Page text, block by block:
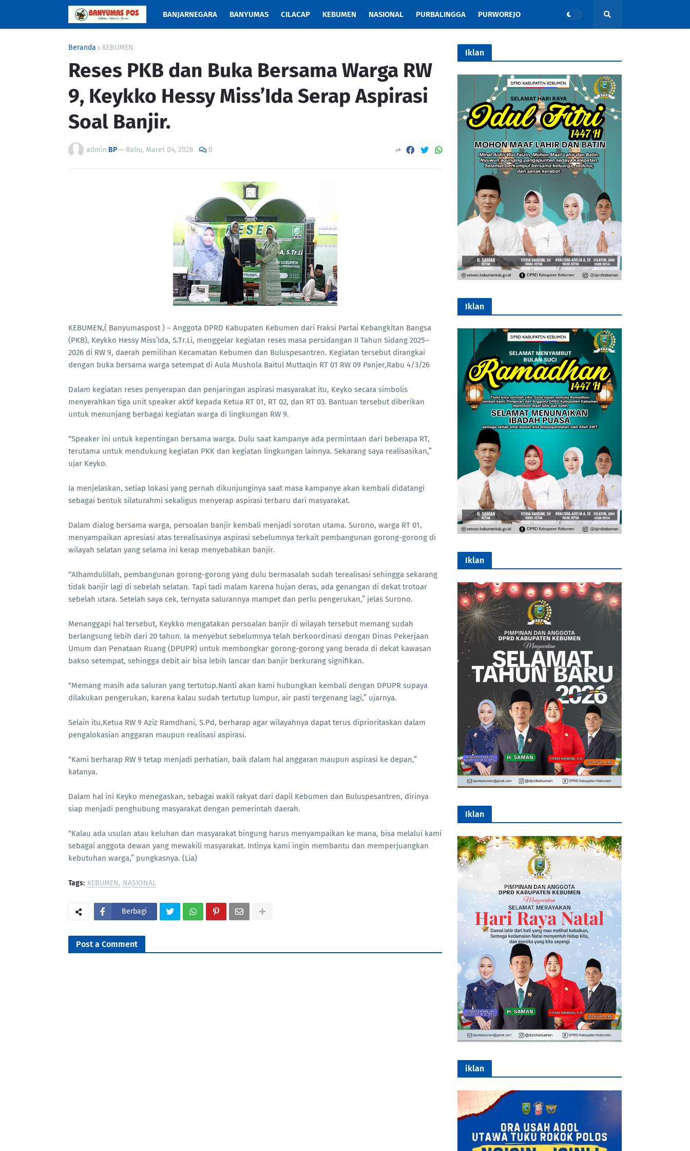
BANJARNEGARA BANYUMAS CILACAP KEBUMEN NASIONAL PURBALINGGA PURWOREJO
Beranda KEBUMEN
Reses PKB dan Buka Bersama Warga RW
9, Keykko Hessy Miss’Ida Serap Aspirasi
Soal Banjir.
admin BP— Rabu, Maret 04, 2026 0
KEBUMEN,( Banyumaspost ) – Anggota DPRD Kabupaten Kebumen dari Fraksi Partai Kebangkitan Bangsa
(PKB), Keykko Hessy Miss’Ida, S.Tr.Li, menggelar kegiatan reses masa persidangan II Tahun Sidang 2025–
2026 di RW 9, daerah pemilihan Kecamatan Kebumen dan Buluspesantren. Kegiatan tersebut dirangkai
dengan buka bersama warga setempat di Aula Mushola Baitul Muttaqin RT 01 RW 09 Panjer,Rabu 4/3/26
Dalam kegiatan reses penyerapan dan penjaringan aspirasi masyarakat itu, Keyko secara simbolis
menyerahkan tiga unit speaker aktif kepada Ketua RT 01, RT 02, dan RT 03. Bantuan tersebut diberikan
untuk menunjang berbagai kegiatan warga di lingkungan RW 9.
“Speaker ini untuk kepentingan bersama warga. Dulu saat kampanye ada permintaan dari beberapa RT,
terutama untuk mendukung kegiatan PKK dan kegiatan lingkungan lainnya. Sekarang saya realisasikan,”
ujar Keyko.
Ia menjelaskan, setiap lokasi yang pernah dikunjunginya saat masa kampanye akan kembali didatangi
sebagai bentuk silaturahmi sekaligus menyerap aspirasi terbaru dari masyarakat.
Dalam dialog bersama warga, persoalan banjir kembali menjadi sorotan utama. Surono, warga RT 01,
menyampaikan apresiasi atas terealisasinya aspirasi sebelumnya terkait pembangunan gorong-gorong di
wilayah selatan yang selama ini kerap menyebabkan banjir.
“Alhamdulillah, pembangunan gorong-gorong yang dulu bermasalah sudah terealisasi sehingga sekarang
tidak banjir lagi di sebelah selatan. Tapi tadi malam karena hujan deras, ada genangan di dekat trotoar
sebelah utara. Setelah saya cek, ternyata salurannya mampet dan perlu pengerukan,” jelas Surono.
Menanggapi hal tersebut, Keykko mengatakan persoalan banjir di wilayah tersebut memang sudah
berlangsung lebih dari 20 tahun. Ia menyebut sebelumnya telah berkoordinasi dengan Dinas Pekerjaan
Umum dan Penataan Ruang (DPUPR) untuk membongkar gorong-gorong yang berada di dekat kawasan
bakso setempat, sehingga debit air bisa lebih lancar dan banjir berkurang signifikan.
“Memang masih ada saluran yang tertutup.Nanti akan kami hubungkan kembali dengan DPUPR supaya
dilakukan pengerukan, karena kalau sudah tertutup lumpur, air pasti tergenang lagi,” ujarnya.
Selain itu,Ketua RW 9 Aziz Ramdhani, S.Pd, berharap agar wilayahnya dapat terus diprioritaskan dalam
pengalokasian anggaran maupun realisasi aspirasi.
“Kami berharap RW 9 tetap menjadi perhatian, baik dalam hal anggaran maupun aspirasi ke depan,”
katanya.
Dalam hal ini Keyko menegaskan, sebagai wakil rakyat dari dapil Kebumen dan Buluspesantren, dirinya
siap menjadi penghubung masyarakat dengan pemerintah daerah.
“Kalau ada usulan atau keluhan dan masyarakat bingung harus menyampaikan ke mana, bisa melalui kami
sebagai anggota dewan yang mewakili masyarakat. Intinya kami ingin membantu dan memperjuangkan
kebutuhan warga,” pungkasnya. (Lia)
Tags: KEBUMEN NASIONAL
Berbagi
Post a Comment
Iklan
Iklan
Iklan
Iklan
iklan